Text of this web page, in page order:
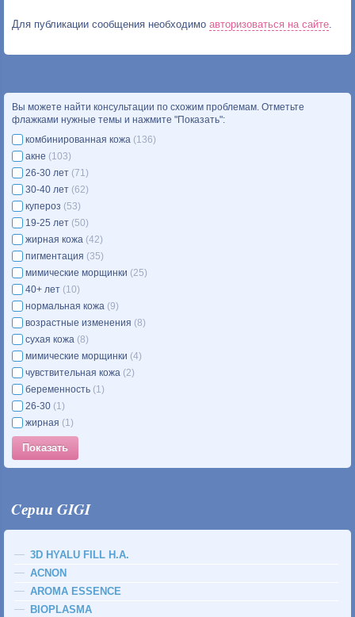
Для публикации сообщения необходимо авторизоваться на сайте
Вы можете найти консультации по схожим проблемам. Отметьте
флажками нужные темы и нажмите "Показать":
комбинированная кожа (136)
акне (103)
26-30 лет (71)
30-40 лет (62)
купероз (53)
19-25 лет (50)
жирная кожа (42)
пигментация (35)
мимические морщинки (25)
40+ лет (10)
нормальная кожа (9)
возрастные изменения (8)
сухая кожа (8)
мимические морщинки (4)
чувствительная кожа (2)
беременность (1)
26-30 (1)
жирная (1)
Cерии GIGI
3D HYALU FILL H.A.
ACNON
AROMA ESSENCE
BIOPLASMA